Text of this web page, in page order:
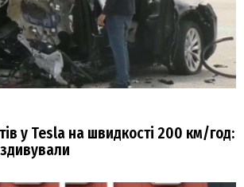
у Tesla на швидкості 200 км/год: